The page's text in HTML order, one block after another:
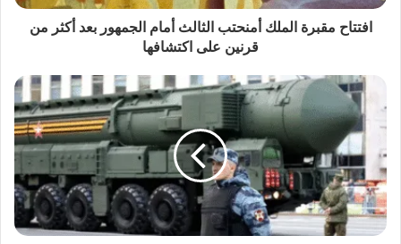
افتتاح مقبرة الملك أمنحتب الثالث أمام الجمهور بعد أكثر من
قرنين على اكتشافها